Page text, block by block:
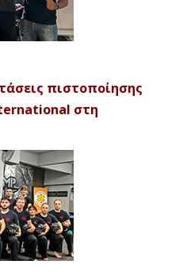
πιστοποίησης
στη